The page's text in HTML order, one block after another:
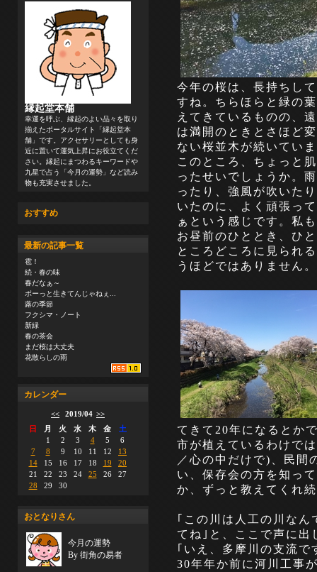
今年の桜は、長持ちし
すね。ちらほらと緑の
えてきているものの、
は満開のときとさほど
ない桜並木が続いてい
このところ、ちょっと
ったせいでしょうか。
ったり、強風が吹いた
いたのに、よく頑張っ
ぁという感じです。私
お昼前のひととき、ひ
ところどころに見られ
うほどではありません。
てきて20年になるとか
市が植えているわけで
／心の中だけで)、民間
い、保存会の方を知っ
か、ずっと教えてくれ
｢この川は人工の川なん
てね｣と、ここで声に出
｢いえ、多摩川の支流で
30年年か前に河川工事
縁起堂本舗
幸運を呼ぶ、縁起のよい品々を取り
揃えたポータルサイト「縁起堂本
舗」です。アクセサリーとしても身
近に置いて運気上昇にお役立てくだ
さい。縁起にまつわるキーワードや
九星で占う「今月の運勢」など読み
物も充実させました。
おすすめ
最新の記事一覧
雹！
続・春の味
春だなぁ～
ボーっと生きてんじゃねぇ...
蕗の季節
フクシマ・ノート
新緑
春の茶会
まだ桜は大丈夫
花散らしの雨
カレンダー
<< 2019/04 >>
日
月 火 水 木 金
土
1
2 3 4 5
6
7
8 9 10 11 12
13
14
15 16 17 18 19
20
21
22 23 24 25 26
27
28
29 30
おとなりさん
今月の運勢
By 街角の易者